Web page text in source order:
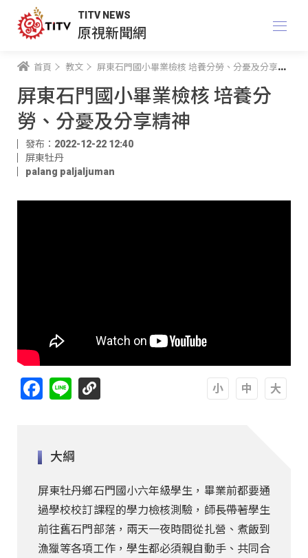
TITV NEWS
原視新聞網
首頁 教文 屏東石門國小畢業檢核 培養分勞、分憂及分享精神
屏東石門國小畢業檢核 培養分
勞、分憂及分享精神
發布：2022-12-22 12:40
屏東牡丹
palang paljaljuman
Facebook
Line
大綱
屏東牡丹鄉石門國小六年級學生，畢業前都要通
過學校校訂課程的學力檢核測驗，師長帶著學生
前往舊石門部落，兩天一夜時間從扎營、煮飯到
漁獵等各項工作，學生都必須親自動手、共同合